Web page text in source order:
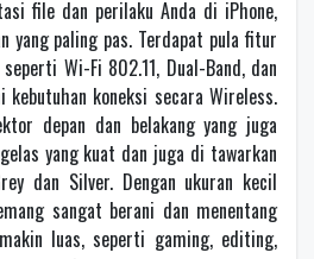
file dan perilaku Anda di iPhone,
yang paling pas. Terdapat pula fitur
Wi-Fi 802.11, Dual-Band, dan
kebutuhan koneksi secara Wireless.
depan dan belakang yang juga
yang kuat dan juga di tawarkan
dan Silver. Dengan ukuran kecil
sangat berani dan menentang
luas, seperti gaming, editing,